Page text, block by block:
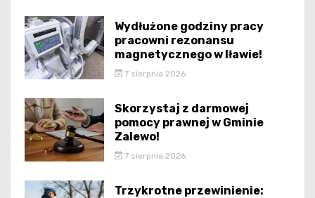
Wydłużone godziny pracy
pracowni rezonansu
magnetycznego w Iławie!
7 sierpnia 2026
Skorzystaj z darmowej
pomocy prawnej w Gminie
Zalewo!
7 sierpnia 2026
Trzykrotne przewinienie: